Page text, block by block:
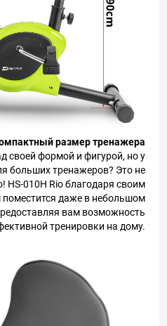
размер тренажера
своей формой и фигурой, но у
больших тренажеров? Это не
HS-010H Rio благодаря своим
даже в небольшом
вам возможность
тренировки на дому.